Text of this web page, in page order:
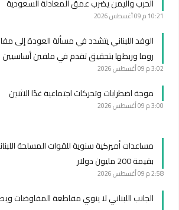
الحرب واليمن يضرب عمق المعادلة السعودية
10:21 م 09 أغسطس 2026
الوفد اللبناني يتشدد في مسألة العودة إلى
روما وربطها بتحقيق تقدم في ملفين أساسيين
3:02 م 09 أغسطس 2026
موجة اضطرابات وتحركات اجتماعية غدًا الاثنين
3:00 م 09 أغسطس 2026
مساعدات أميركية سنوية للقوات المسلحة
بقيمة 200 مليون دولار
2:58 م 09 أغسطس 2026
الجانب اللبناني لا ينوي مقاطعة المفاوضات